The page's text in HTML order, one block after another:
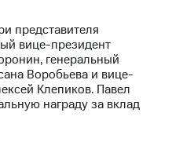
представителя
вице-президент
генеральный
Воробьева и вице-
Клепиков. Павел
награду за вклад